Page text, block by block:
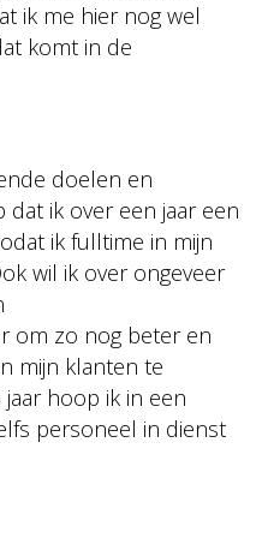
ik me hier nog wel
komt in de
doelen en
ik over een jaar een
ik fulltime in mijn
wil ik over ongeveer
om zo nog beter en
mijn klanten te
hoop ik in een
personeel in dienst